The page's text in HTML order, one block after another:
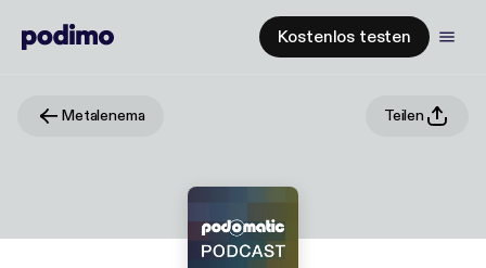
Kostenlos testen
Metalenema Teilen